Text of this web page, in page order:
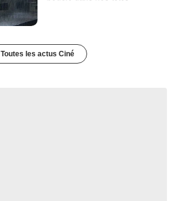
Toutes les actus Ciné